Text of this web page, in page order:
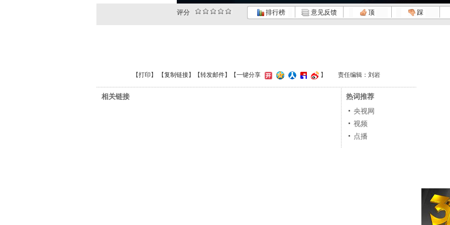
评分 排行榜 意见反馈 顶 踩
【打印 】 【复制链接】【转发邮件】 【一键分享 】 责任编辑：刘岩
相关链接
热词推荐
央视网
视频
点播